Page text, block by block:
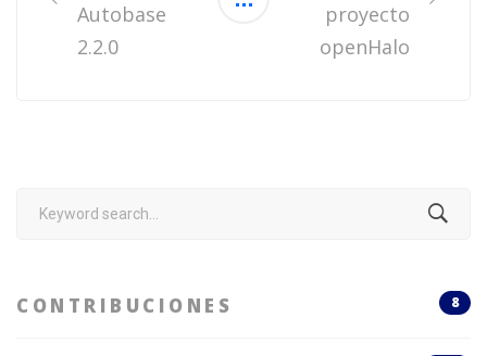
Autobase
2.2.0
proyecto
openHalo
Search
CONTRIBUCIONES 8